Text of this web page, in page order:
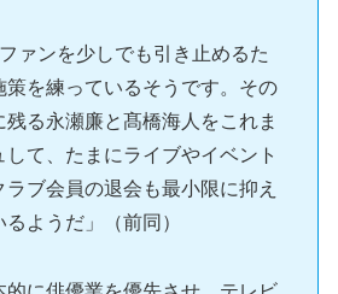
ァンを少しでも引き止めるた
策を練っているそうです。その
残る永瀬廉と髙橋海人をこれま
て、たまにライブやイベント
ブ会員の退会も最小限に抑え
ようだ」（前同）